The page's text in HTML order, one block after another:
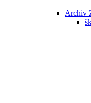
Archiv